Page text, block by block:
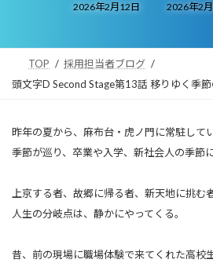
2026年2月12日
終
時
2026年2
TOP
採用担当者ブログ
頭文字D Second Stage第13話 移りゆく季
昨年の夏から、麻布台・虎ノ門に常駐してい
季節が巡り、卒業や入学、新社会人の季節に
上京する者、故郷に帰る者、新天地に挑む者
人生の分岐点は、静かにやってくる。
昔、前の現場に職場体験で来てくれた高校生